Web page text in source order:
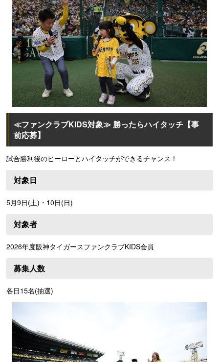
≪ファンクラブKIDS対象≫ 勝ったらハイタッチ【事
前応募】
試合勝利後のヒーローとハイタッチができるチャンス！
対象日
5月9日(土)・10日(日)
対象者
2026年度阪神タイガースファンクラブKIDS会員
募集人数
各日15名(抽選)